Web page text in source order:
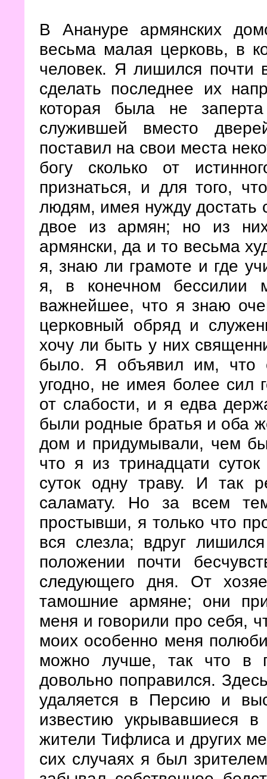
В Анануре армянских
весьма малая церковь, в
человек. Я лишился почти
сделать последнее их
которая была не
служившей вместо
поставил на свои места
богу сколько от
признаться, и для того,
людям, имея нужду достать
двое из армян; но из
армянски, да и то весьма
я, знаю ли грамоте и где
я, в конечном бессилии
важнейшее, что я знаю
церковный обряд и
хочу ли быть у них
было. Я объявил им, что
угодно, не имея более сил
от слабости, и я едва
были родные братья и оба
дом и придумывали, чем
что я из тринадцати
суток одну траву. И так
саламату. Но за всем
простывши, я только что
вся слезла; вдруг
положении почти
следующего дня. От
тамошние армяне; они
меня и говорили про себя,
моих особенно меня
можно лучше, так что в
довольно поправился.
удаляется в Персию и
известию укрывавшиеся
жители Тифлиса и других
сих случаях я был